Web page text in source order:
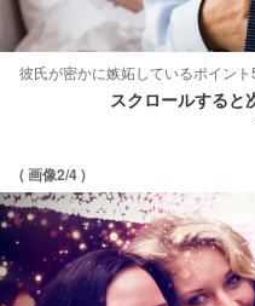
彼氏が密かに嫉妬しているポイン
スクロールすると
( 画像2/4 )